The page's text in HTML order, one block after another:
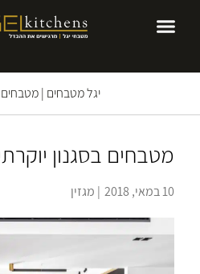
יגל מטבחים |מטבחים
מטבחים בסגנון
10 במאי, 2018 | מגזין